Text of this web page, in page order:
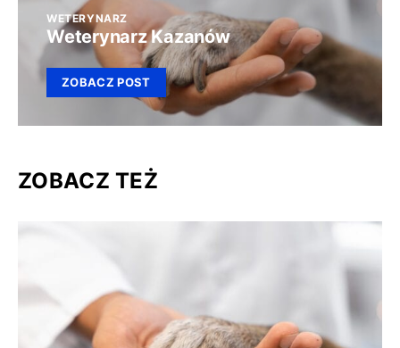
WETERYNARZ
Weterynarz Kazanów
ZOBACZ POST
ZOBACZ TEŻ